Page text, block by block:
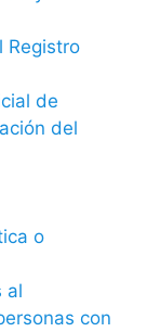
Registro
de
del
o
al
con